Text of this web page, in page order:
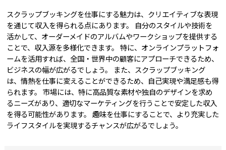
スクラップブッキングを仕事にする魅力は、クリエイティブな表現
を通じて収入を得られる点にあります。 自分のスタイルや技術を
活かして、オーダーメイドのアルバムやワークショップを提供する
ことで、収入源を多様化できます。 特に、オンラインプラットフォ
ームを活用すれば、全国・世界中の顧客にアプローチできるため、
ビジネスの幅が広がるでしょう。 また、スクラップブッキング
は、情熱を仕事に変えることができるため、自己実現や満足感も得
られます。 市場には、特に高品質な素材や独自のデザインを求め
るニーズがあり、適切なマーケティングを行うことで安定した収入
を得る可能性があります。 趣味を仕事にすることで、より充実した
ライフスタイルを実現するチャンスが広がるでしょう。